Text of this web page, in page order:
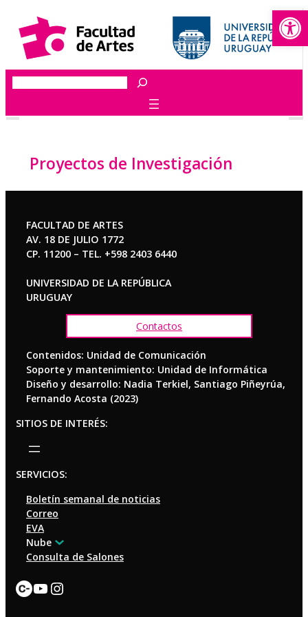
contenido
Buscar
Proyectos de Investigación
FACULTAD DE ARTES
AV. 18 DE JULIO 1772
CP. 11200 – TEL. +598 2403 6440
UNIVERSIDAD DE LA REPÚBLICA
URUGUAY
Contactos
Contenidos: Unidad de Comunicación
Soporte y mantenimiento: Unidad de Informática
Diseño y desarrollo: Nadia Terkiel, Santiago Piñeyrúa,
Fernando Acosta (2023)
SITIOS DE INTERÉS:
SERVICIOS:
Boletín semanal de noticias
Correo
EVA
Nube
Consulta de Salones
Enlace
YouTube
Instagram